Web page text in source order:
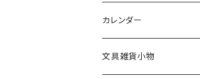
ミモザ
お花・フラワー・グリーン・植物
BGM
eric
ヨハク
eric
食べ物・フード・スイーツ
パン・ブレッド
カレンダー
文具雑貨小物